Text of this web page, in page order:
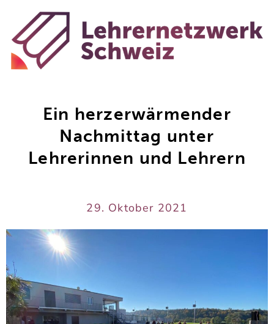
Ein herzerwärmender
Nachmittag unter
Lehrerinnen und Lehrern
29. Oktober 2021